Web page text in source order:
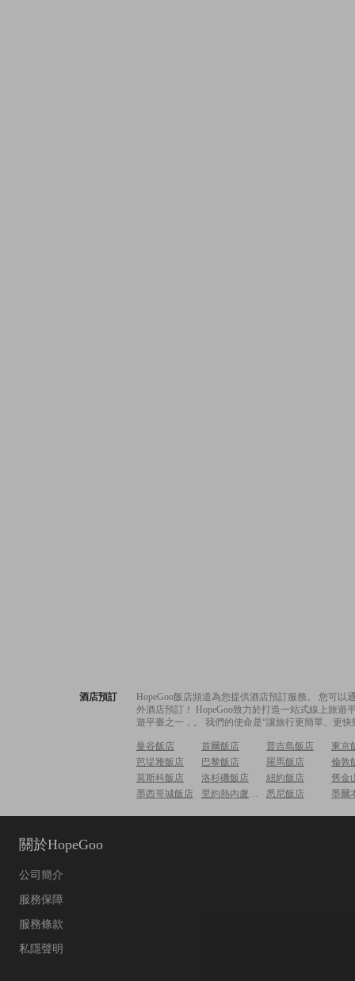
酒店預訂
HopeGoo飯店頻道為您提供酒店預訂服務。 您可
外酒店預訂！ HopeGoo致力於打造一站式線上旅
遊平臺之一，。 我們的使命是“讓旅行更簡單、更
曼谷飯店 首爾飯店 普吉島飯店
東京
芭堤雅飯店
巴黎飯店 羅馬飯店
倫敦
莫斯科飯店
洛杉磯飯店 紐約飯店
舊金
墨西哥城飯店
里約熱內盧飯店 悉尼飯店 墨爾
關於HopeGoo
公司簡介
服務保障
服務條款
私隱聲明